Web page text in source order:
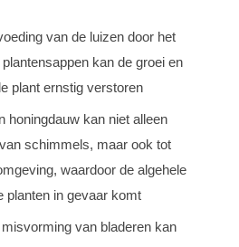
van de luizen door het
kan de groei en
plant ernstig verstoren
honingdauw kan niet alleen
schimmels, maar ook tot
waardoor de algehele
planten in gevaar komt
van bladeren kan